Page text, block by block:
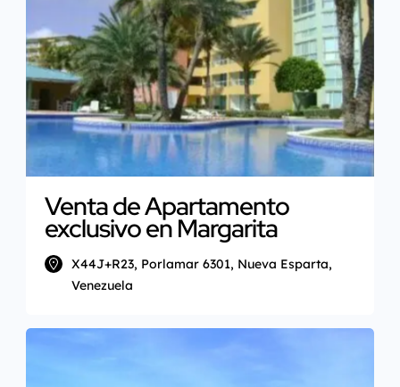
Venta de Apartamento
exclusivo en Margarita
X44J+R23, Porlamar 6301, Nueva Esparta,
Venezuela